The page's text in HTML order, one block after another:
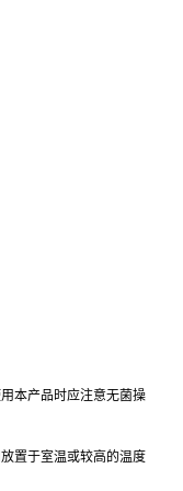
本产品时应注意无菌操
置于室温或较高的温度